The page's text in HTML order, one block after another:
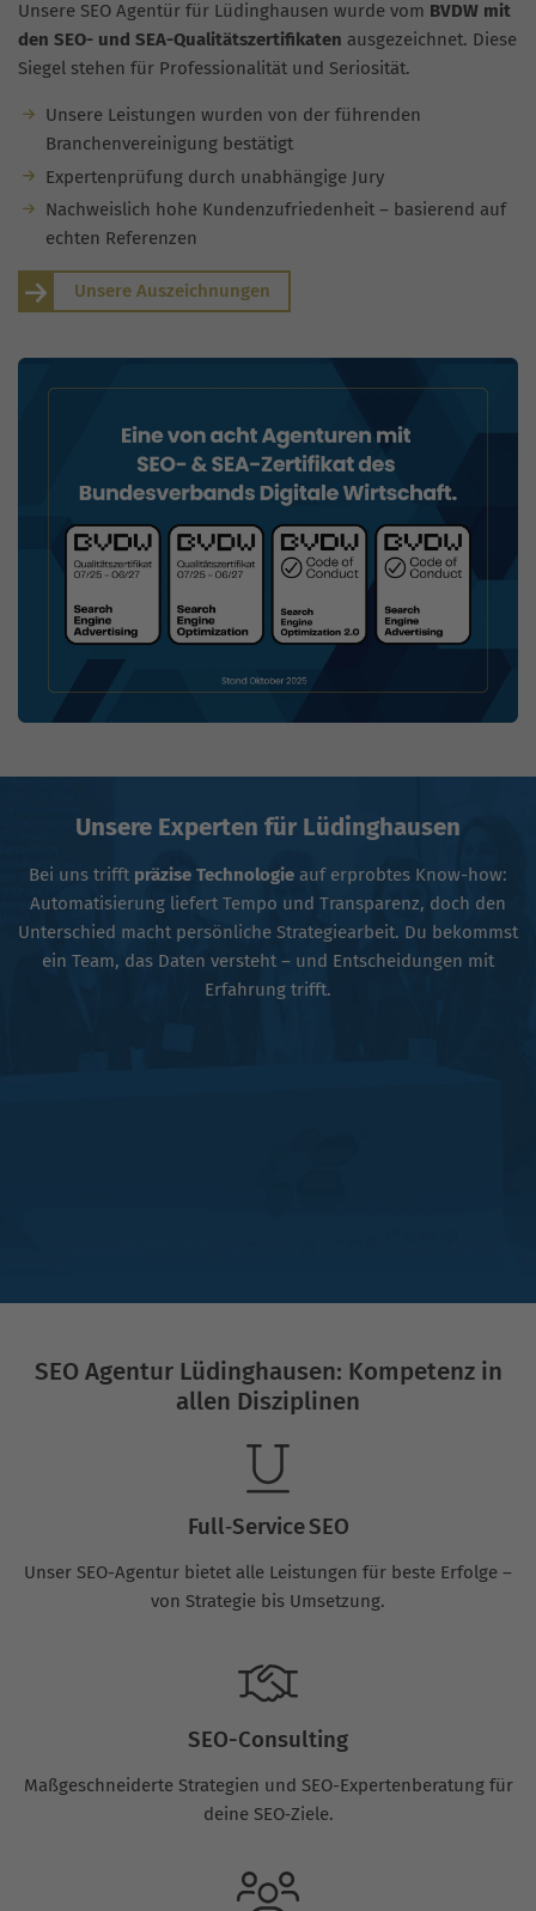
Unsere SEO Agentür für Lüdinghausen wurde vom BVDW mit
den SEO- und SEA-Qualitätszertifikaten ausgezeichnet. Diese
Siegel stehen für Professionalität und Seriosität.
Unsere Leistungen wurden von der führenden
Branchenvereinigung bestätigt
Expertenprüfung durch unabhängige Jury
Nachweislich hohe Kundenzufriedenheit – basierend auf
echten Referenzen
Unsere Auszeichnungen
Unsere Experten für Lüdinghausen
Bei uns trifft präzise Technologie auf erprobtes Know-how:
Automatisierung liefert Tempo und Transparenz, doch den
Unterschied macht persönliche Strategiearbeit. Du bekommst
ein Team, das Daten versteht – und Entscheidungen mit
Erfahrung trifft.
SEO Agentur Lüdinghausen: Kompetenz in
allen Disziplinen
Full‑Service SEO
Unser SEO-Agentur bietet alle Leistungen für beste Erfolge –
von Strategie bis Umsetzung.
SEO-Consulting
Maßgeschneiderte Strategien und SEO-Expertenberatung für
deine SEO‑Ziele.